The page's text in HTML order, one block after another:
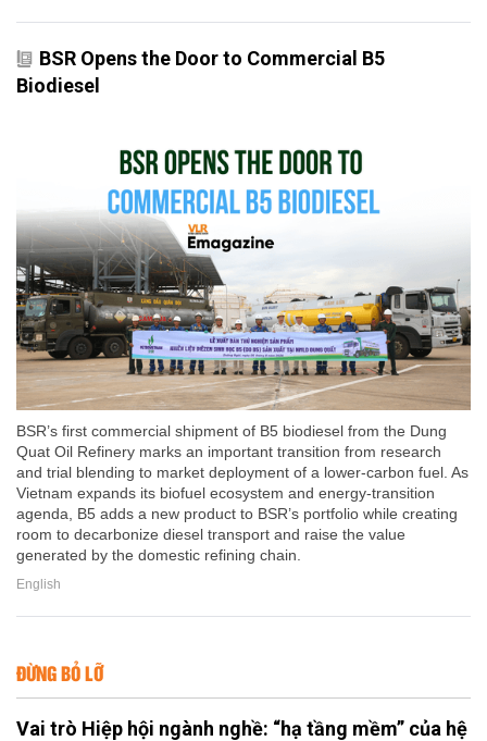
BSR Opens the Door to Commercial B5
Biodiesel
BSR’s first commercial shipment of B5 biodiesel from the Dung
Quat Oil Refinery marks an important transition from research
and trial blending to market deployment of a lower-carbon fuel. As
Vietnam expands its biofuel ecosystem and energy-transition
agenda, B5 adds a new product to BSR’s portfolio while creating
room to decarbonize diesel transport and raise the value
generated by the domestic refining chain.
English
ĐỪNG BỎ LỠ
Vai trò Hiệp hội ngành nghề: “hạ tầng mềm” của hệ